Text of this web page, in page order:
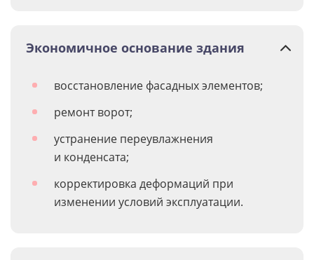
Экономичное основание здания
восстановление фасадных элементов;
ремонт ворот;
устранение переувлажнения
и конденсата;
корректировка деформаций при
изменении условий эксплуатации.